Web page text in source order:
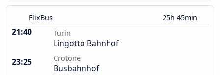
FlixBus 25h 45min
21:40 Turin
Lingotto Bahnhof
23:25
Crotone
Busbahnhof